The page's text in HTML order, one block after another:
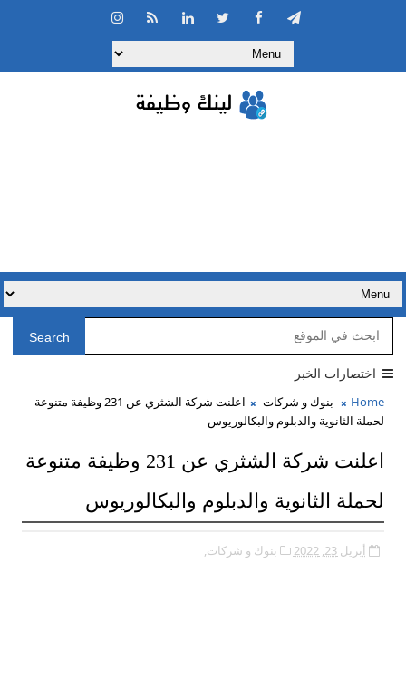
Search
اختصارات الخبر
Home بنوك و شركات
اعلنت شركة الشثري عن 231 وظيفة متنوعة
لحملة الثانوية والدبلوم والبكالوريوس
اعلنت شركة الشثري عن 231 وظيفة متنوعة
لحملة الثانوية والدبلوم والبكالوريوس
أبريل 23, 2022 بنوك و شركات,